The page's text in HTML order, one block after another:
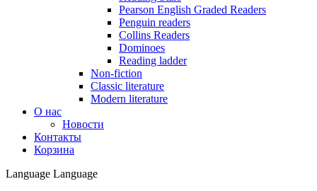
Pearson English Graded Readers
Penguin readers
Collins Readers
Dominoes
Reading ladder
Non-fiction
Classic literature
Modern literature
О нас
Новости
Контакты
Корзина
Language Language